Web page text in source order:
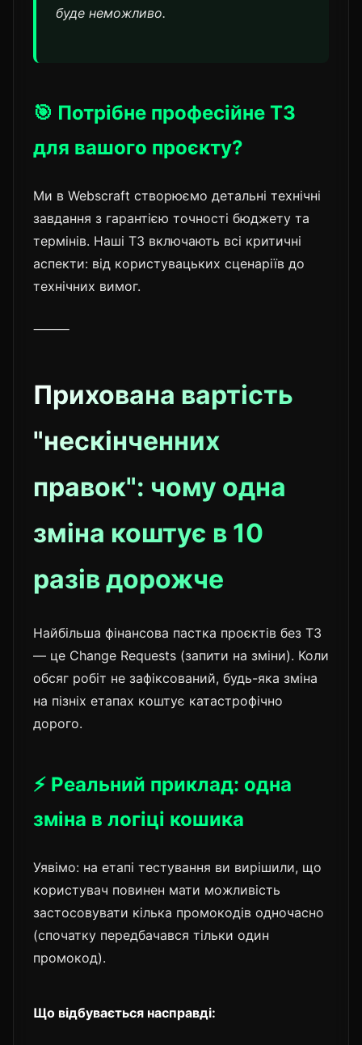
буде неможливо.
🎯 Потрібне професійне ТЗ
для вашого проєкту?
Ми в Webscraft створюємо детальні технічні
завдання з гарантією точності бюджету та
термінів. Наші ТЗ включають всі критичні
аспекти: від користувацьких сценаріїв до
технічних вимог.
⸻
Прихована вартість
"нескінченних
правок": чому одна
зміна коштує в 10
разів дорожче
Найбільша фінансова пастка проєктів без ТЗ
— це Change Requests (запити на зміни). Коли
обсяг робіт не зафіксований, будь-яка зміна
на пізніх етапах коштує катастрофічно
дорого.
⚡ Реальний приклад: одна
зміна в логіці кошика
Уявімо: на етапі тестування ви вирішили, що
користувач повинен мати можливість
застосовувати кілька промокодів одночасно
(спочатку передбачався тільки один
промокод).
Що відбувається насправді: